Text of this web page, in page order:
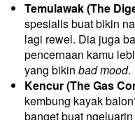
Temulawak (The
spesialis buat bikin
lagi rewel. Dia juga
pencernaan kamu
yang bikin bad mood.
Kencur (The Gas
kembung kayak
banget buat